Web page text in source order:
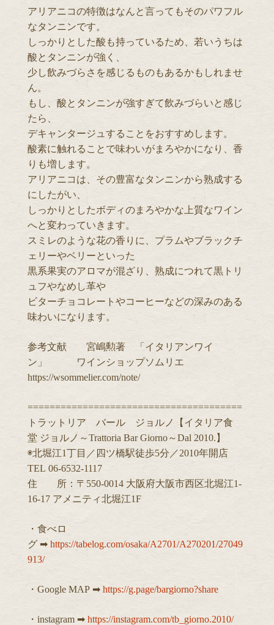
アリアニコの特徴はなんと言ってもそのパワフル
なタンニンです。
しっかりとした酸も持っているため、若いうちは
酸とタンニンが強く、
少し飲みづらさを感じるものもあるかもしれませ
ん。
もし、酸とタンニンが強すぎて飲みづらいと感じ
たら、
デキャンタージュすることをおすすめします。
酸素に触れることで味わいがまろやかになり、香
りも増します。
アリアニコは、その豊富なタンニンから熟成する
にしたがい、
しっかりとしたボディのまろやかな上質なワイン
へと変わっていきます。
スミレのような花の香りに、プラムやブラックチ
ェリーやベリーといった
黒系果実のアロマが混ざり、熟成につれて黒トリ
ュフやなめし革や
ビターチョコレートやコーヒーなどの深みのある
味わいになります。
参考文献 宮嶋勲著 「イタリアンワイ
ン」 ワインショップソムリエ
https://wsommelier.com/note/
=======================================
トラットリア バール ジョルノ【イタリア食
堂 ジョルノ～Trattoria Bar Giorno～Dal 2010.】
◉北堀江1丁目／四ツ橋駅徒歩5分／2010年開店
TEL 06-6532-1117
住 所：〒550-0014 大阪府大阪市西区北堀江1-
16-17 アメニティ北堀江1F
・食べロ
グ ➡︎ https://tabelog.com/osaka/A2701/A270201/27049
913/
・Google MAP ➡︎ https://g.page/bargiorno?share
・instagram ➡︎ https://instagram.com/tb_giorno.2010/